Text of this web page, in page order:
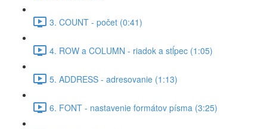
3. COUNT - počet (0:41)
4. ROW a COLUMN - riadok a stĺpec (1:05)
5. ADDRESS - adresovanie (1:13)
6. FONT - nastavenie formátov písma (3:25)